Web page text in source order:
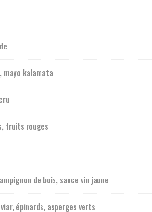
kalamata
fruits rouges
de bois, sauce vin jaune
épinards, asperges verts